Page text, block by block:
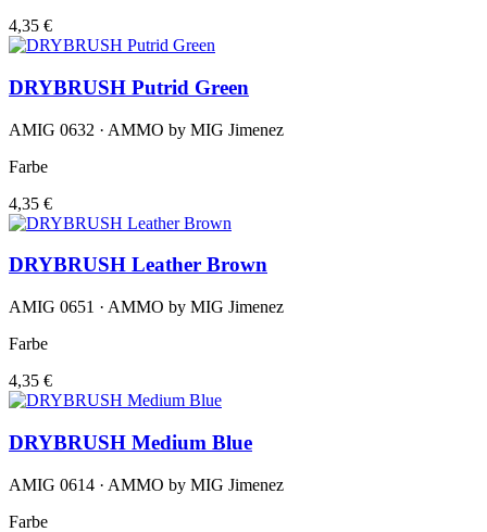
4,35 €
DRYBRUSH Putrid Green
AMIG 0632 · AMMO by MIG Jimenez
Farbe
4,35 €
DRYBRUSH Leather Brown
AMIG 0651 · AMMO by MIG Jimenez
Farbe
4,35 €
DRYBRUSH Medium Blue
AMIG 0614 · AMMO by MIG Jimenez
Farbe